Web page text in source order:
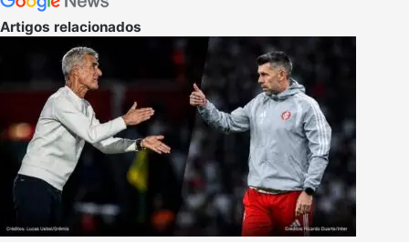
Artigos relacionados